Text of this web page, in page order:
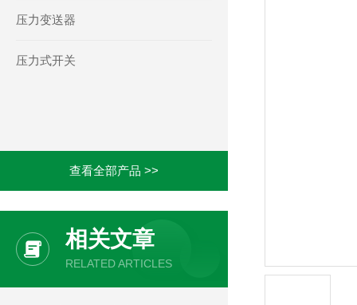
压力变送器
压力式开关
查看全部产品 >>
相关文章
RELATED ARTICLES